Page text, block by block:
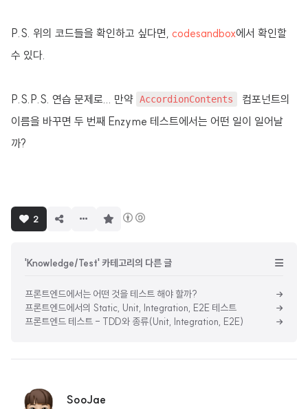
P.S. 위의 코드들을 확인하고 싶다면, codesandbox에서 확인할
수 있다.
P.S.P.S. 연습 문제로... 만약 AccordionContents
컴포넌트의
이름을 바꾸면 두 번째 Enzyme 테스트에서는 어떤 일이 일어날
까?
2
'Knowledge/Test' 카테고리의 다른 글
프론트엔드에서는 어떤 것을 테스트 해야 할까?
프론트엔드에서의 Static, Unit, Integration, E2E 테스트
프론트엔드 테스트 - TDD와 종류(Unit, Integration, E2E)
SooJae